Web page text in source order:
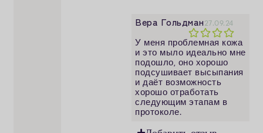
Вера Гольдман27.09.24
У меня проблемная кожа
и это мыло идеально мне
подошло, оно хорошо
подсушивает высыпания
и даёт возможность
хорошо отработать
следующим этапам в
протоколе.